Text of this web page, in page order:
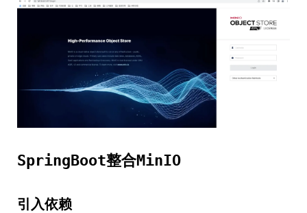
SpringBoot整合MinIO
引入依赖